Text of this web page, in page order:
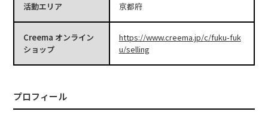
活動エリア 京都府
Creema オンライン
ショップ
https://www.creema.jp/c/fuku-fuk
u/selling
プロフィール